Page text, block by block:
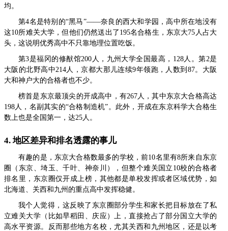
均。
第4名是特别的“黑马”——奈良的西大和学园，高中所在地没有
这10所难关大学，但他们仍然送出了195名合格生，东京大75人占大
头，这说明优秀高中不只靠地理位置吃饭。
第3是福冈的修猷馆200人，九州大学全国最高，128人。第2是
大阪的北野高中214人，京都大那儿连续9年领跑，人数到87。大阪
大和神户大的合格者也不少。
榜首是东京最顶尖的开成高中，有267人，其中东京大合格高达
198人，名副其实的“合格制造机”。此外，开成在东京科学大合格生
数上也是全国第一，达25人。
4. 地区差异和排名透露的事儿
有趣的是，东京大合格数最多的学校，前10名里有8所来自东京
圈（东京、埼玉、千叶、神奈川），但整个难关国立10校的合格者
排名里，东京圈仅开成上榜，其他都是单校发挥或者区域优势，如
北海道、关西和九州的重点高中发挥稳健。
我个人觉得，这反映了东京圈部分学生和家长把目标放在了私
立难关大学（比如早稻田、庆应）上，直接抢占了部分国立大学的
高水平资源。反而那些地方名校，尤其关西和九州地区，还是以考